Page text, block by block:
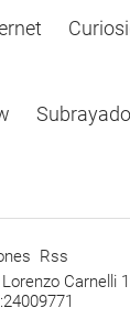
Rss
Carnelli